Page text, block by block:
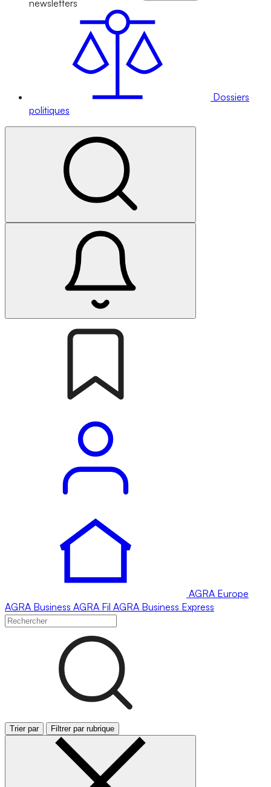
newsletters
Dossiers
politiques
AGRA Europe
AGRA Business AGRA Fil AGRA Business Express
Trier par Filtrer par rubrique